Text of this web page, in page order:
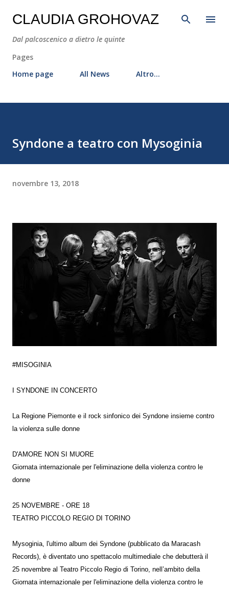
Passa ai contenuti principali
CLAUDIA GROHOVAZ
Dal palcoscenico a dietro le quinte
Pages
Home page
All News Altro…
Syndone a teatro con Mysoginia
novembre 13, 2018
#MISOGINIA
I SYNDONE IN CONCERTO
La Regione Piemonte e il rock sinfonico dei Syndone insieme contro
la violenza sulle donne
D'AMORE NON SI MUORE
Giornata internazionale per l'eliminazione della violenza contro le
donne
25 NOVEMBRE - ORE 18
TEATRO PICCOLO REGIO DI TORINO
Mysoginia, l'ultimo album dei Syndone (pubblicato da Maracash
Records), è diventato uno spettacolo multimediale che debutterà il
25 novembre al Teatro Piccolo Regio di Torino, nell’ambito della
Giornata internazionale per l'eliminazione della violenza contro le